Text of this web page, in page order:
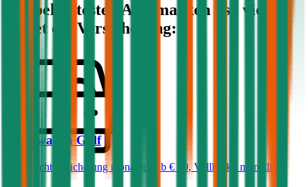
Die beliebtesten Automarken - so viel
kostet die Versicherung:
Volkswagen Golf
Haftpflichtversicherung monatlich ab € 50, Vollkasko monatlich